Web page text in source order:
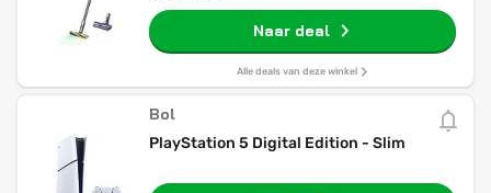
Naar deal
Alle deals van deze winkel
Bol
PlayStation 5 Digital Edition - Slim